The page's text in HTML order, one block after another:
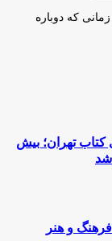
که دوباره
تهران؛ بیش
و هنر